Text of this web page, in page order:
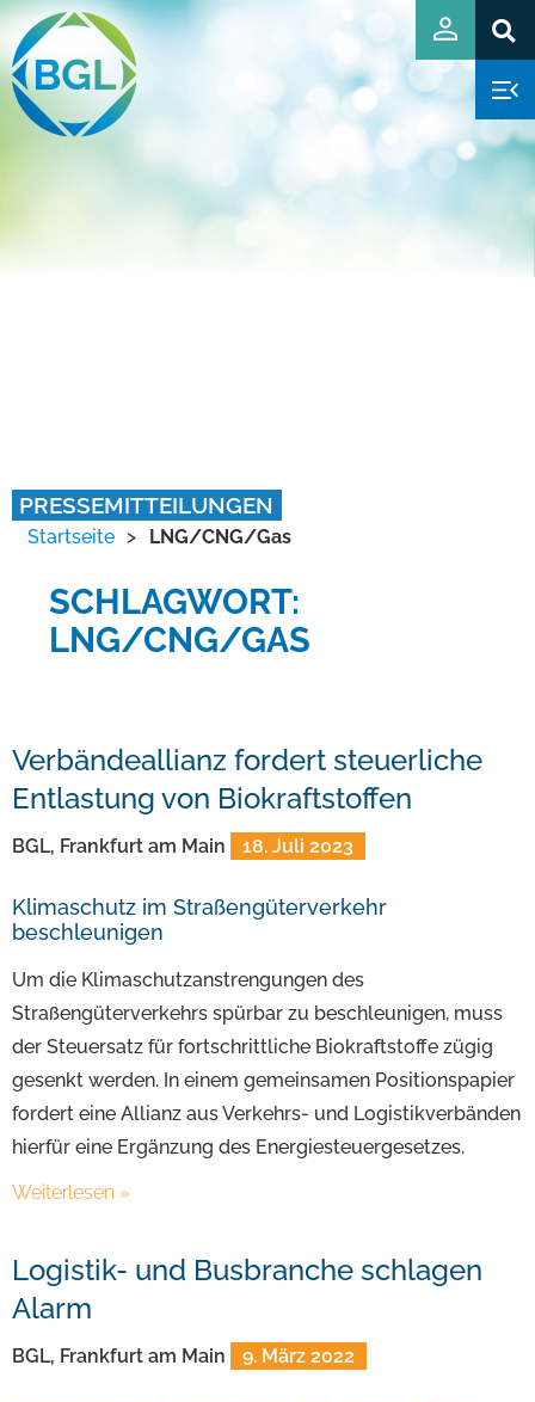
PRESSEMITTEILUNGEN
Startseite > LNG/CNG/Gas
SCHLAGWORT:
LNG/CNG/GAS
Verbändeallianz fordert steuerliche
Entlastung von Biokraftstoffen
BGL, Frankfurt am Main 18. Juli 2023
Klimaschutz im Straßengüterverkehr
beschleunigen
Um die Klimaschutzanstrengungen des
Straßengüterverkehrs spürbar zu beschleunigen, muss
der Steuersatz für fortschrittliche Biokraftstoffe zügig
gesenkt werden. In einem gemeinsamen Positionspapier
fordert eine Allianz aus Verkehrs- und Logistikverbänden
hierfür eine Ergänzung des Energiesteuergesetzes.
Weiterlesen »
Logistik- und Busbranche schlagen
Alarm
BGL, Frankfurt am Main 9. März 2022